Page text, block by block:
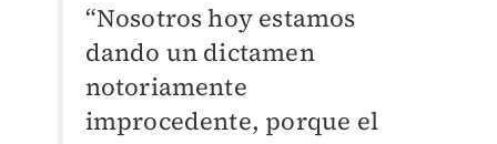
“Nosotros hoy estamos
dando un dictamen
notoriamente
improcedente, porque el